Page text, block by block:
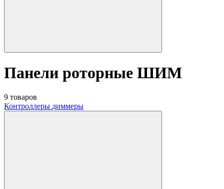
Панели роторные ШИМ
9 товаров
Контроллеры диммеры